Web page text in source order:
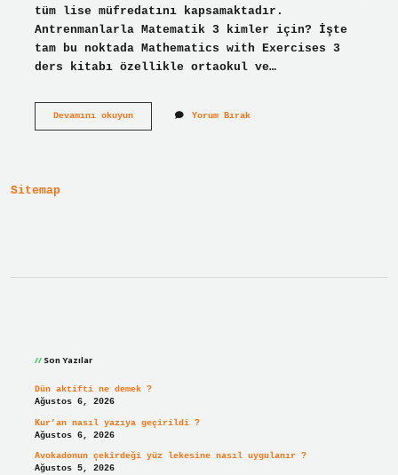
tüm lise müfredatını kapsamaktadır.
Antrenmanlarla Matematik 3 kimler için? İşte
tam bu noktada Mathematics with Exercises 3
ders kitabı özellikle ortaokul ve…
Devamını okuyunAntrenmanlarlaYorum Bırak
Sitemap
Son Yazılar
Dün aktifti ne demek ?
Ağustos 6, 2026
Kur’an nasıl yazıya geçirildi ?
Ağustos 6, 2026
Avokadonun çekirdeği yüz lekesine nasıl uygulanır ?
Ağustos 5, 2026